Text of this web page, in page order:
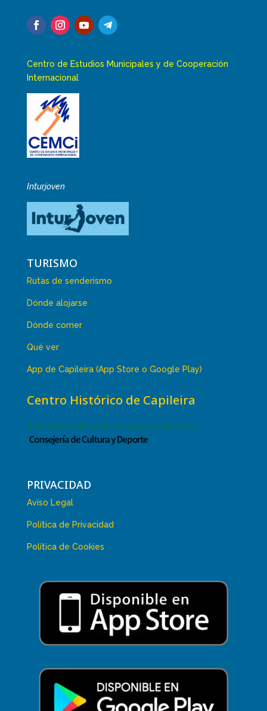
Centro de Estudios Municipales y de Cooperación
Internacional
Inturjoven
TURISMO
Rutas de senderismo
Dónde alojarse
Dónde comer
Qué ver
App de Capileira (App Store o Google Play)
Centro Histórico de Capileira
PRIVACIDAD
Aviso Legal
Política de Privacidad
Política de Cookies